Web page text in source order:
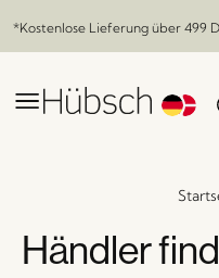
*Kostenlose Lieferung über 499
Händler